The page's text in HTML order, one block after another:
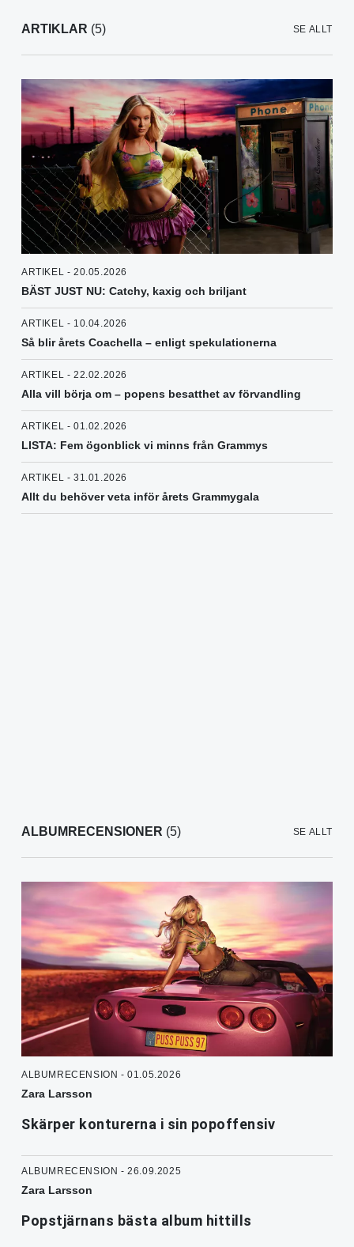
ARTIKLAR (5) SE ALLT
ARTIKEL - 20.05.2026
BÄST JUST NU: Catchy, kaxig och briljant
ARTIKEL - 10.04.2026
Så blir årets Coachella – enligt spekulationerna
ARTIKEL - 22.02.2026
Alla vill börja om – popens besatthet av förvandling
ARTIKEL - 01.02.2026
LISTA: Fem ögonblick vi minns från Grammys
ARTIKEL - 31.01.2026
Allt du behöver veta inför årets Grammygala
ALBUMRECENSIONER (5) SE ALLT
ALBUMRECENSION - 01.05.2026
Zara Larsson
Skärper konturerna i sin popoffensiv
ALBUMRECENSION - 26.09.2025
Zara Larsson
Popstjärnans bästa album hittills